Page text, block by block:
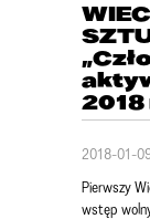
2018
2018-01-
Pierwszy
wstęp